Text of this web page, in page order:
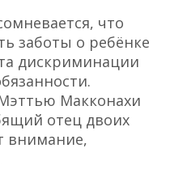
что
заботы о ребёнке
дискриминации
Макконахи
отец двоих
внимание,